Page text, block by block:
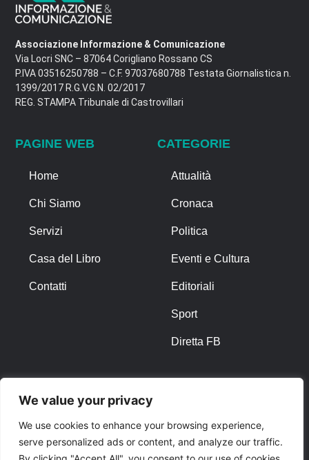
We value your privacy
We use cookies to enhance your browsing experience,
serve personalized ads or content, and analyze our traffic.
Associazione Informazione & Comunicazione
Via Locri SNC – 87064 Corigliano Rossano CS
P.IVA 03516250788 – C.F. 97037680788 Testata Giornalistica n.
1399/2017 R.G.V.G.N. 02/2017
REG. STAMPA Tribunale di Castrovillari
PAGINE WEB
Home
Chi Siamo
Servizi
Casa del Libro
Contatti
CATEGORIE
Attualità
Cronaca
Politica
Eventi e Cultura
Editoriali
Sport
Diretta FB
Privacy Policy